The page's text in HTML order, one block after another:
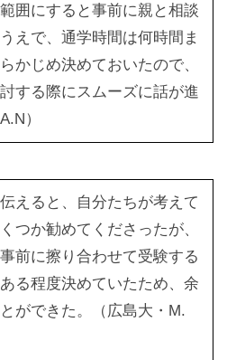
囲にすると事前に親と相談
えで、通学時間は何時間ま
かじめ決めておいたので、
する際にスムーズに話が進
）
えると、自分たちが考えて
つか勧めてくださったが、
前に擦り合わせて受験する
る程度決めていたため、余
ができた。（広島大・M.